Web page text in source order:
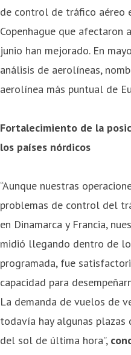
de control de tráfico aéreo
Copenhague que afectaron
junio han mejorado. En
análisis de aerolíneas,
aerolínea más puntual de
Fortalecimiento de la
los países nórdicos
“Aunque nuestras
problemas de control del
en Dinamarca y Francia,
midió llegando dentro de
programada, fue
capacidad para
La demanda de vuelos de
todavía hay algunas plazas
del sol de última hora”,